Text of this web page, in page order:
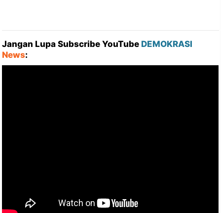
Jangan Lupa Subscribe YouTube DEMOKRASI
News: